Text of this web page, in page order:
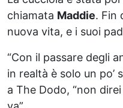
chiamata Maddie. Fin
nuova vita, e i suoi
“Con il passare degli
in realtà è solo un po’
a The Dodo, “non